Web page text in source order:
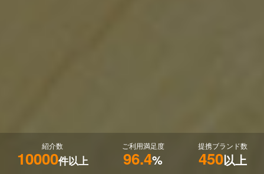
紹介数
10000件以上
ご利用満足度
96.4%
提携ブランド数
450以上